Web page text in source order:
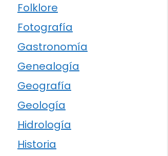
Folklore
Fotografía
Gastronomía
Genealogía
Geografía
Geología
Hidrología
Historia